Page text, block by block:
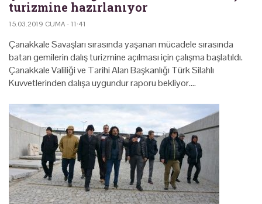
turizmine hazırlanıyor
15.03.2019 CUMA - 11:41
Çanakkale Savaşları sırasında yaşanan mücadele sırasında
batan gemilerin dalış turizmine açılması için çalışma başlatıldı.
Çanakkale Valiliği ve Tarihi Alan Başkanlığı Türk Silahlı
Kuvvetlerinden dalışa uygundur raporu bekliyor.…